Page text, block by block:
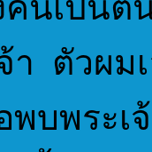
า ตัวผม
บพระเ